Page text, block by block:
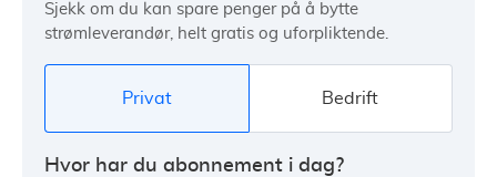
Sjekk om du kan spare penger på å bytte
strømleverandør, helt gratis og uforpliktende.
Privat Bedrift
Hvor har du abonnement i dag?